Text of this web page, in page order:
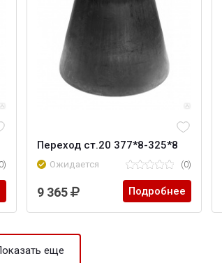
Переход ст.20 377*8-325*8
Ожидается (0)
9 365 Подробнее
еще